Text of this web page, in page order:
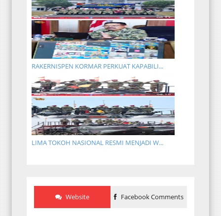
RAKERNISPEN KORMAR PERKUAT KAPABILI...
LIMA TOKOH NASIONAL RESMI MENJADI W...
Website Facebook Comments